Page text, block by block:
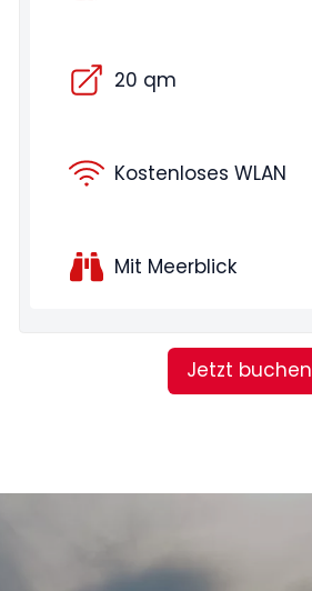
20 qm
Kostenloses WLAN
Mit Meerblick
Jetzt buchen